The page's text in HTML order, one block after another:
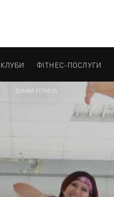
КЛУБИ ФІТНЕС-ПОСЛУГИ
ZUMBA FITNESS